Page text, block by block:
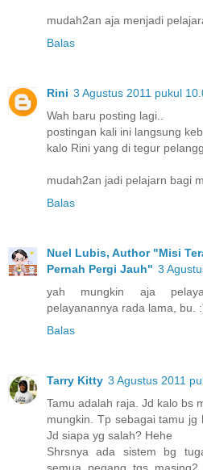
mudah2an aja menjadi
Balas
Rini 3 Agustus 2011 pukul
Wah baru posting lagi..
postingan kali ini langsung
kalo Rini yang di tegur
mudah2an jadi pelajarn bagi
Balas
Nuel Lubis, Author "Misi
Pernah Pergi Jauh" 3
yah mungkin aja
pelayanannya rada lama, bu.
Balas
Tarry Kitty 3 Agustus 2011
Tamu adalah raja. Jd kalo bs
mungkin. Tp sebagai tamu jg
Jd siapa yg salah? Hehe
Shrsnya ada sistem bg